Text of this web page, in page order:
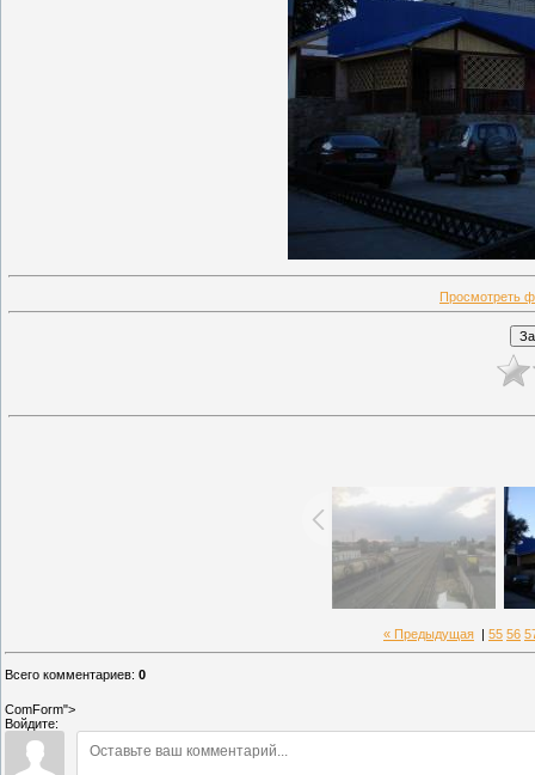
Просмотреть
« Предыдущая 55 56
Всего комментариев: 0
ComForm">
Войдите: